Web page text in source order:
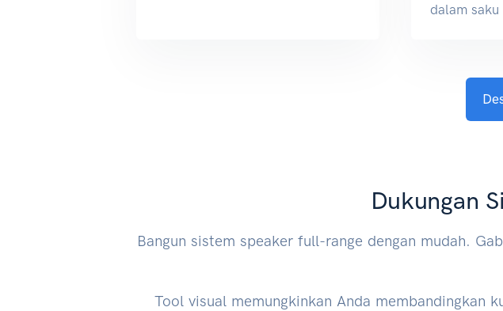
dalam saku
Dukungan
Bangun sistem speaker full-range dengan mudah.
Tool visual memungkinkan Anda membandingkan